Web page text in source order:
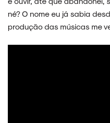
né? O nome eu já sabia
produção das músicas me